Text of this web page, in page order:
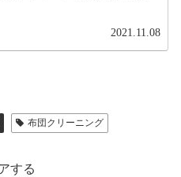
2021.11.08
布団クリーニング
する